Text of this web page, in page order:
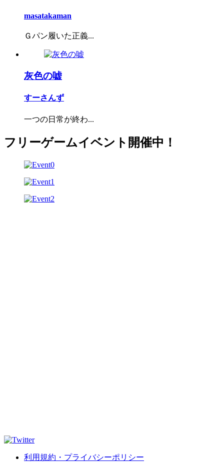
masatakaman
Ｇパン履いた正義...
灰色の嘘
すーさんず
一つの日常が終わ...
フリーゲームイベント開催中！
利用規約・プライバシーポリシー